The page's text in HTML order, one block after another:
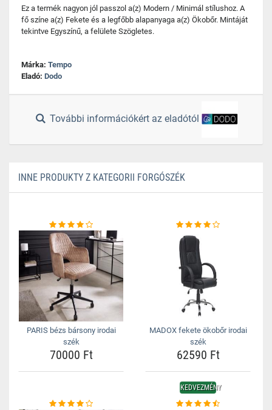
Ez a termék nagyon jól passzol a(z) Modern / Minimál stílushoz. A
fő színe a(z) Fekete és a legfőbb alapanyaga a(z) Ökobőr. Mintáját
tekintve Egyszínű, a felülete Szögletes.
Márka: Tempo
Eladó: Dodo
További információkért az eladótól
INNE PRODUKTY Z KATEGORII FORGÓSZÉK
PARIS bézs bársony irodai
szék
70000 Ft
MADOX fekete ökobőr irodai
szék
62590 Ft
KEDVEZMÉNY